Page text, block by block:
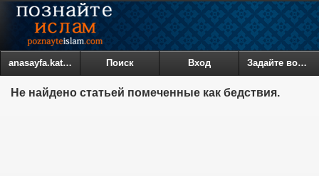
anasayfa.kategoriler Поиск Вход Задайте вопрос
Не найдено статьей помеченные как бедствия.